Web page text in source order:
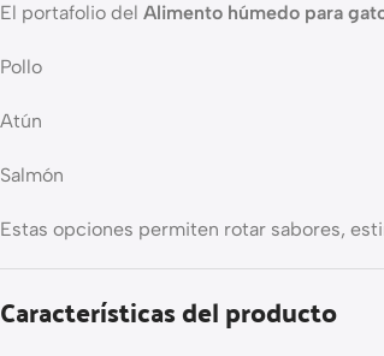
El portafolio del Alimento húmedo para
Pollo
Atún
Salmón
Estas opciones permiten rotar sabores,
Características del producto